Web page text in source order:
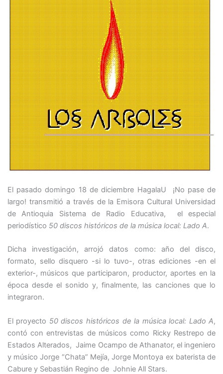
El pasado domingo 18 de diciembre HagalaU ¡No pase de
largo! transmitió a través de la Emisora Cultural Universidad
de Antioquia Sistema de Radio Educativa, el especial
periodístico 50 discos históricos de la música local: Lado A.
Dicha investigación, arrojó datos como: año del disco,
formato, sello disquero -si lo tuvo-, otras ediciones -en el
exterior-, músicos que participaron, productor, aportes en la
época desde el sonido y, finalmente, las canciones que lo
integraron.
El proyecto 50 discos históricos de la música local: Lado A,
contó con entrevistas de músicos como Ricky Restrepo de
Estados Alterados, Jaime Ocampo de Athanator, el ingeniero
y músico Jorge “Chata” Mejía, Jorge Montoya ex baterista de
Cabure y Sebastián Regino de Johnie All Stars.